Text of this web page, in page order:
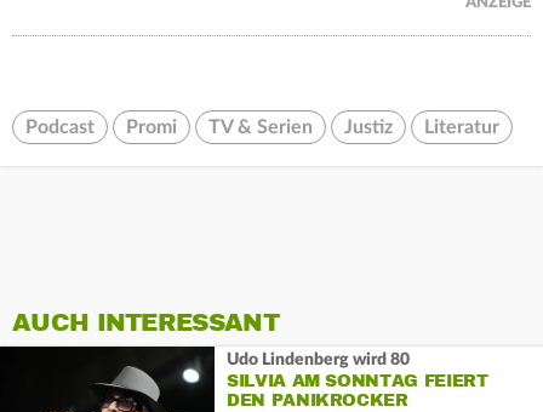
ANZEIGE
Podcast Promi TV & Serien Justiz Literatur
AUCH INTERESSANT
Udo Lindenberg wird 80
SILVIA AM SONNTAG FEIERT
DEN PANIKROCKER